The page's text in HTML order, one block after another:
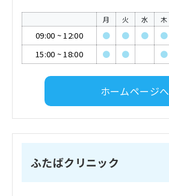
月 火 水 木
09:00 ~12:00 ● ● ● ●
15:00 ~18:00 ● ● ●
ホームページへ
ふたばクリニック